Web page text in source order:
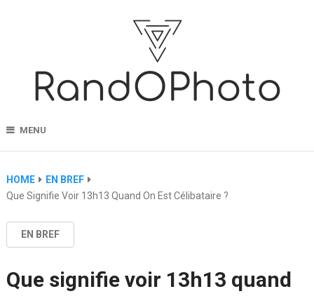
MENU
HOME
EN BREF
Que Signifie Voir 13h13 Quand On Est Célibataire ?
EN BREF
Que signifie voir 13h13 quand